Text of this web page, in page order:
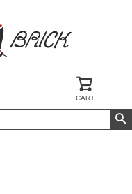
CART